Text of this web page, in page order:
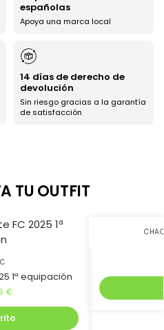
españolas
Apoya una marca local
14 días de derecho de
devolución
Sin riesgo gracias a la garantía
de satisfacción
TU OUTFIT
1ª equipación
€